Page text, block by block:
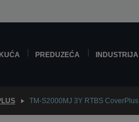
KUĆA PREDUZEĆA INDUSTRIJA
TM-S2000MJ 3Y RTBS CoverPlus